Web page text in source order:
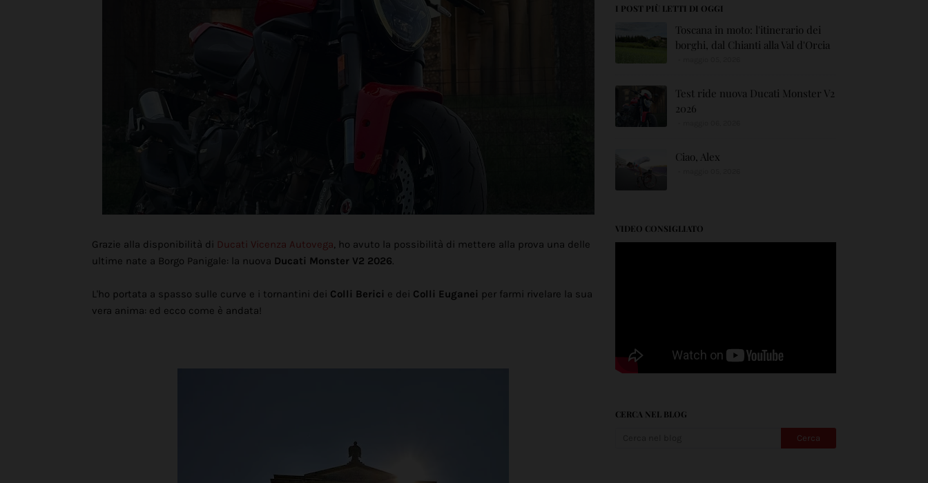
Grazie alla disponibilità di Ducati Vicenza Autovega, ho avuto la possibilità di mettere alla prova una delle
ultime nate a Borgo Panigale: la nuova Ducati Monster V2 2026.
L'ho portata a spasso sulle curve e i tornantini dei Colli Berici e dei Colli Euganei per farmi rivelare la sua
vera anima: ed ecco come è andata!
I POST PIÙ LETTI DI OGGI
Toscana in moto: l'itinerario dei
borghi, dal Chianti alla Val d'Orcia
Test ride nuova Ducati Monster V2
2026
Ciao, Alex
VIDEO CONSIGLIATO
CERCA NEL BLOG